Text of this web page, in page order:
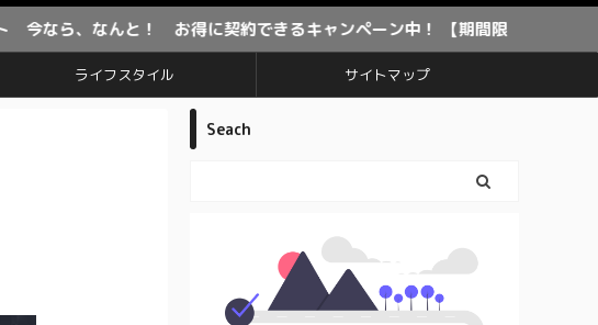
と！ お得に契約できるキャンペーン中！ 【期間限定】
ライフスタイル サイトマップ
Seach